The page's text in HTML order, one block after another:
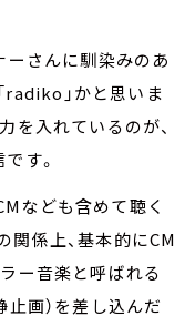
ーさんに馴染みのあ
radiko」かと思いま
を入れているのが、
す。
なども含めて聴く
関係上、基本的にCM
ー音楽と呼ばれる
画）を差し込んだ